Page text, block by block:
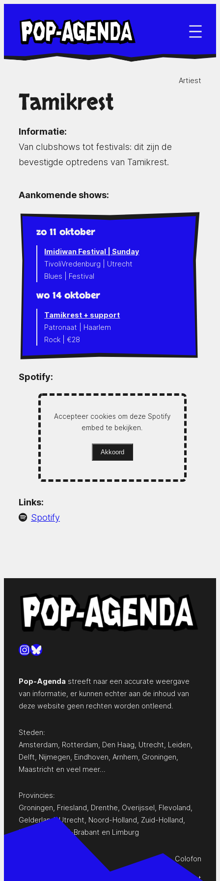
naar
inhoud
Artiest
Tamikrest
Informatie:
Van clubshows tot festivals: dit zijn de
bevestigde optredens van Tamikrest.
Aankomende shows:
zo 11 oktober
Imidiwan Festival | Sunday
TivoliVredenburg | Utrecht
Blues | Festival
wo 14 oktober
Tamikrest + support
Patronaat | Haarlem
Rock | €28
Spotify:
Accepteer cookies om deze Spotify
embed te bekijken.
Akkoord
Links:
Spotify
Instagram
Bluesky
Pop-Agenda streeft naar een accurate weergave
van informatie, er kunnen echter aan de inhoud van
deze website geen rechten worden ontleend.
Steden:
Amsterdam Rotterdam Den Haag Utrecht Leiden
Delft Nijmegen Eindhoven Arnhem Groningen
Maastricht en veel meer…
Provincies:
Groningen Friesland Drenthe Overijssel Flevoland
Gelderland,Utrecht Noord-Holland Zuid-Holland
Zeeland
Noord-Brabant en Limburg
Colofon
Privacy Statement